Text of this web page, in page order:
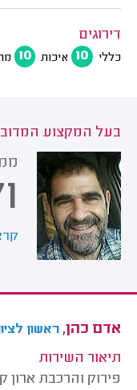
דירוגים
כללי 10 איכות 10
בעל המקצוע
אדם כהן, ראשון
תיאור השירות
פירוק והרכבת ארון